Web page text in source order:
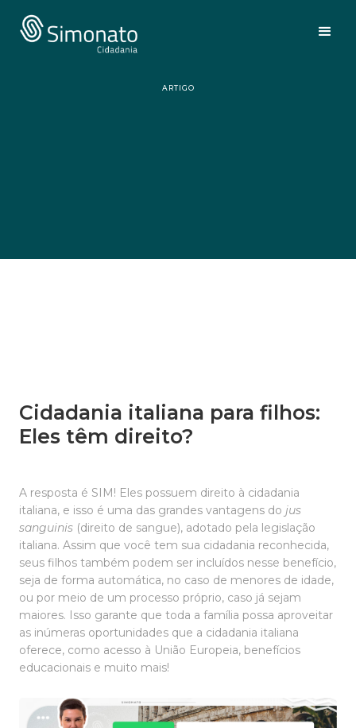
ARTIGO
Cidadania italiana para filhos:
Eles têm direito?
A resposta é SIM! Eles possuem direito à cidadania
italiana, e isso é uma das grandes vantagens do jus
sanguinis (direito de sangue), adotado pela legislação
italiana. Assim que você tem sua cidadania reconhecida,
seus filhos também podem ser incluídos nesse benefício,
seja de forma automática, no caso de menores de idade,
ou por meio de um processo próprio, caso já sejam
maiores. Isso garante que toda a família possa aproveitar
as inúmeras oportunidades que a cidadania italiana
oferece, como acesso à União Europeia, benefícios
educacionais e muito mais!